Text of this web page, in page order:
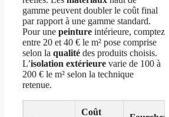
gamme peuvent doubler le coût final
par rapport à une gamme standard.
Pour une peinture intérieure, comptez
entre 20 et 40 € le m² pose comprise
selon la qualité des produits choisis.
L’isolation extérieure varie de 100 à
200 € le m² selon la technique
retenue.
Coût